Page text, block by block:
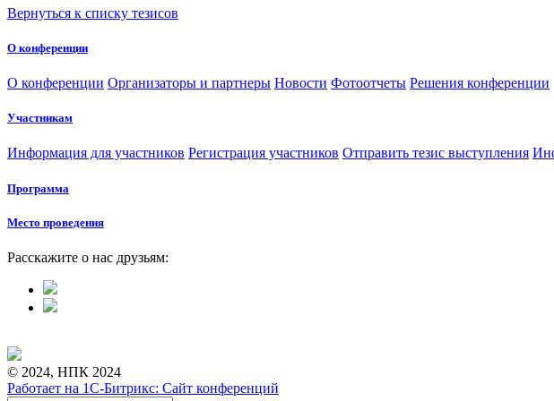
Вернуться к списку тезисов
О конференции
О конференции Организаторы и партнеры Новости Фотоотчеты Решения конференции
Участникам
Информация для участников Регистрация участников Отправить тезис выступления
Программа
Место проведения
Расскажите о нас друзьям:
© 2024, НПК 2024
Работает на 1С-Битрикс: Сайт конференций